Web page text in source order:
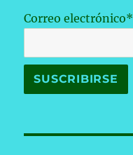
Correo electrónico*